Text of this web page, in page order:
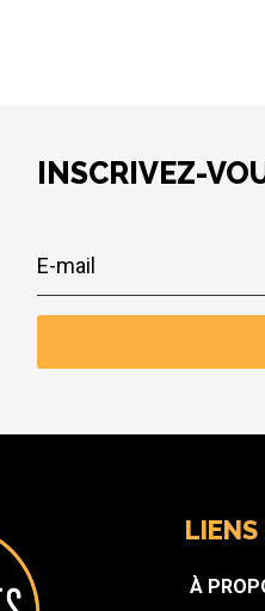
INSCRIVEZ-
À